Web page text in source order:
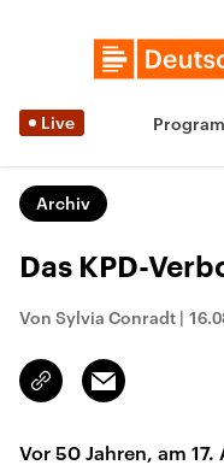
Live
Archiv
Das KPD-
Von Sylvia Conradt |
Link
kopieren/teilen
Email
Vor 50 Jahren, am